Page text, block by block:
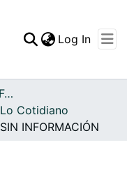
Statistics
Log In
Archivo del Patrimonio Fotográfico y Fílmico del Valle del Cauca
Lo Cotidiano
SIN INFORMACIÓN